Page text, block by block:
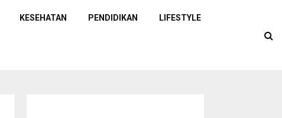
KESEHATAN PENDIDIKAN LIFESTYLE